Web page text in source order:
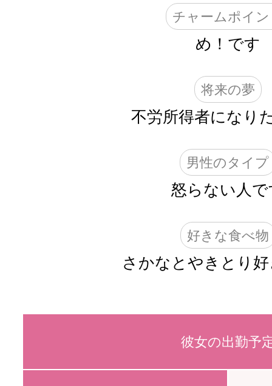
チャームポイ
め！です
将来の夢
不労所得者になり
男性のタイプ
怒らない人で
好きな食べ物
さかなとやきとり
彼女の出勤予